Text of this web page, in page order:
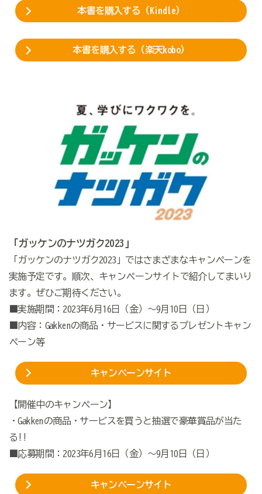
本書を購入する（Kindle）
本書を購入する（楽天kobo）
「ガッケンのナツガク2023」
「ガッケンのナツガク2023」ではさまざまなキャンペーンを
実施予定です。順次、キャンペーンサイトで紹介してまいり
ます。ぜひご期待ください。
■実施期間：2023年6月16日（金）～9月10日（日）
■内容：Gakkenの商品・サービスに関するプレゼントキャン
ペーン等
キャンペーンサイト
【開催中のキャンペーン】
・Gakkenの商品・サービスを買うと抽選で豪華賞品が当た
る!!
■応募期間：2023年6月16日（金）～9月10日（日）
キャンペーンサイト